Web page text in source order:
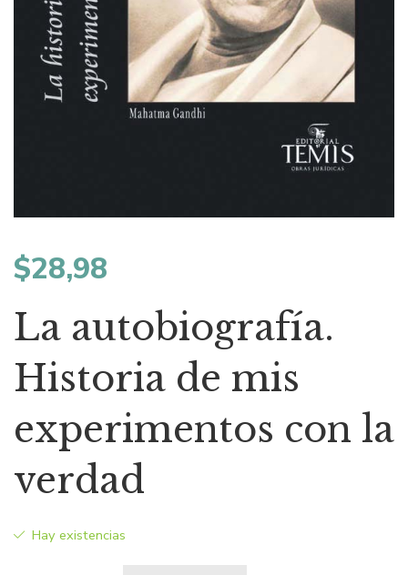
$28,98
La autobiografía.
Historia de mis
experimentos con la
verdad
Hay existencias